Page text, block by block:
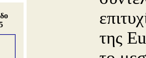
της